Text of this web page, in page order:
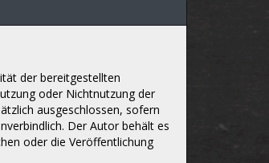
der bereitgestellten
oder Nichtnutzung der
ausgeschlossen, sofern
Der Autor behält es
oder die Veröffentlichung